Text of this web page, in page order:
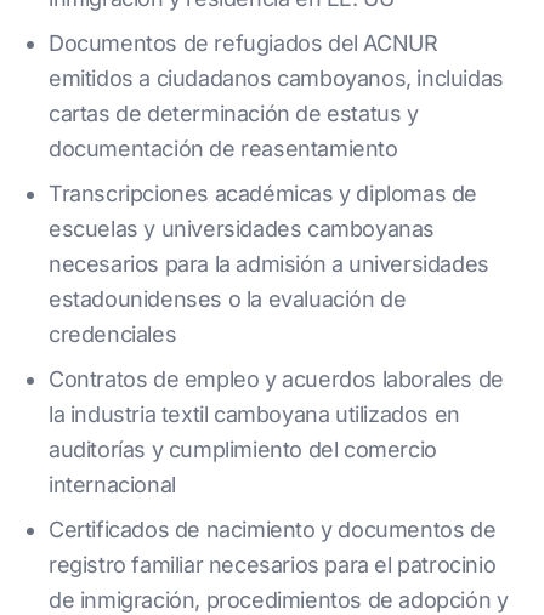
Documentos de refugiados del ACNUR
emitidos a ciudadanos camboyanos, incluidas
cartas de determinación de estatus y
documentación de reasentamiento
Transcripciones académicas y diplomas de
escuelas y universidades camboyanas
necesarios para la admisión a universidades
estadounidenses o la evaluación de
credenciales
Contratos de empleo y acuerdos laborales de
la industria textil camboyana utilizados en
auditorías y cumplimiento del comercio
internacional
Certificados de nacimiento y documentos de
registro familiar necesarios para el patrocinio
de inmigración, procedimientos de adopción y